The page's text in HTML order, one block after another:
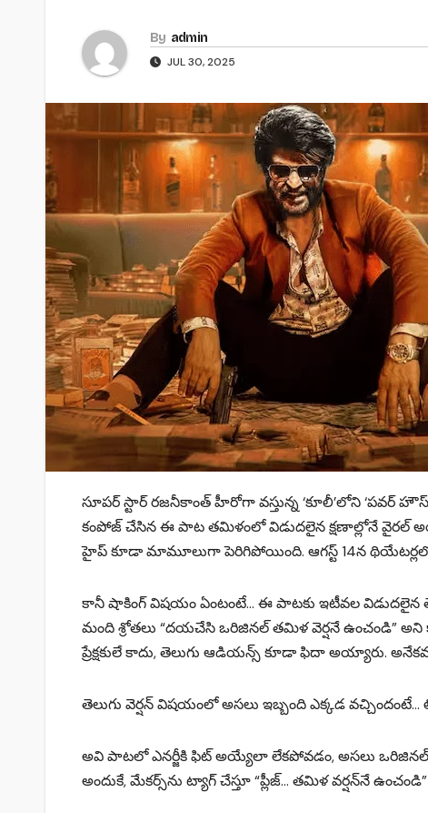
By admin
JUL 30, 2025
సూపర్ స్టార్ రజనీకాంత్ హీరోగా వస్తున్న ‘కూలీ’లోని ‘పవర్
కంపోజ్ చేసిన ఈ పాట తమిళంలో విడుదలైన క్షణాల్లోనే
హైప్ కూడా మామూలుగా పెరిగిపోయింది. ఆగస్ట్ 14న థియేటర్లలో ఈ
కానీ షాకింగ్ విషయం ఏంటంటే… ఈ పాటకు ఇటీవల విడుదలైన
మంది శ్రోతలు “దయచేసి ఒరిజినల్ తమిళ వెర్షనే ఉంచండి” అని
ప్రేక్షకులే కాదు, తెలుగు ఆడియన్స్ కూడా ఫిదా అయ్యారు.
తెలుగు వెర్షన్ విషయంలో అసలు ఇబ్బంది ఎక్కడ వచ్చిందంటే…
అవి పాటలో ఎనర్జీకి ఫిట్ అయ్యేలా లేకపోవడం, అసలు ఒరిజినల్
అందుకే, మేకర్స్‌ను ట్యాగ్ చేస్తూ “ప్లీజ్… తమిళ వర్షన్‌నే